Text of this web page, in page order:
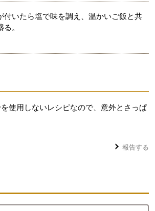
付いたら塩で味を調え、温かいご飯と共
。
使用しないレシピなので、意外とさっぱ
報告する